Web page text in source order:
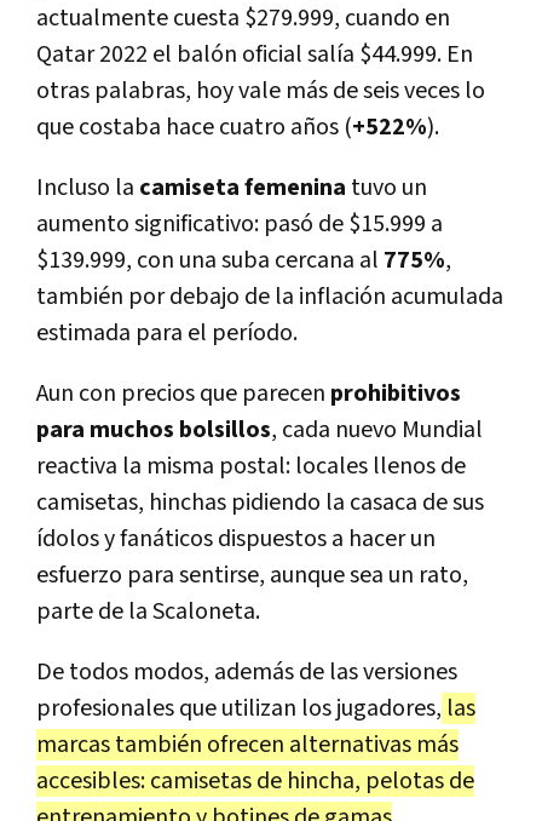
actualmente cuesta $279.999, cuando en
Qatar 2022 el balón oficial salía $44.999. En
otras palabras, hoy vale más de seis veces lo
que costaba hace cuatro años (+522%).
Incluso la camiseta femenina tuvo un
aumento significativo: pasó de $15.999 a
$139.999, con una suba cercana al 775%,
también por debajo de la inflación acumulada
estimada para el período.
Aun con precios que parecen prohibitivos
para muchos bolsillos, cada nuevo Mundial
reactiva la misma postal: locales llenos de
camisetas, hinchas pidiendo la casaca de sus
ídolos y fanáticos dispuestos a hacer un
esfuerzo para sentirse, aunque sea un rato,
parte de la Scaloneta.
De todos modos, además de las versiones
profesionales que utilizan los jugadores, las
marcas también ofrecen alternativas más
accesibles: camisetas de hincha, pelotas de